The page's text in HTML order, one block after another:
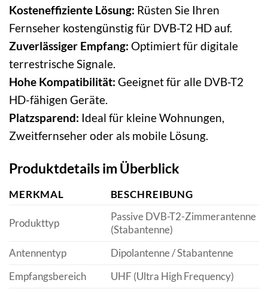
Kosteneffiziente Lösung: Rüsten Sie Ihren
Fernseher kostengünstig für DVB-T2 HD auf.
Zuverlässiger Empfang: Optimiert für digitale
terrestrische Signale.
Hohe Kompatibilität: Geeignet für alle DVB-T2
HD-fähigen Geräte.
Platzsparend: Ideal für kleine Wohnungen,
Zweitfernseher oder als mobile Lösung.
Produktdetails im Überblick
MERKMAL BESCHREIBUNG
Produkttyp
Passive DVB-T2-Zimmerantenne
(Stabantenne)
Antennentyp
Dipolantenne / Stabantenne
Empfangsbereich
UHF (Ultra High Frequency)